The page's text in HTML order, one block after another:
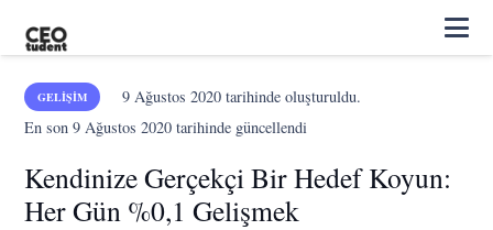
GELIŞIM 9 Ağustos 2020tarihinde oluşturuldu.
En son9 Ağustos 2020 tarihinde güncellendi
Kendinize Gerçekçi Bir Hedef Koyun:
Her Gün %0,1 Gelişmek